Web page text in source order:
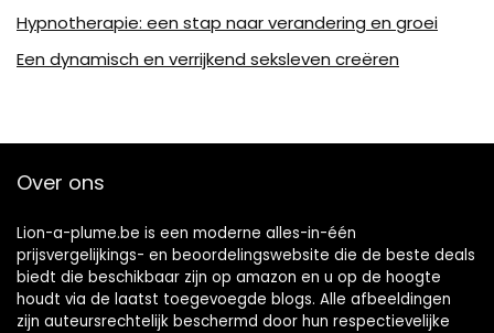
Hypnotherapie: een stap naar verandering en groei
Een dynamisch en verrijkend seksleven creëren
Over ons
Lion-a-plume.be is een moderne alles-in-één
prijsvergelijkings- en beoordelingswebsite die de beste deals
biedt die beschikbaar zijn op amazon en u op de hoogte
houdt via de laatst toegevoegde blogs. Alle afbeeldingen
zijn auteursrechtelijk beschermd door hun respectievelijke